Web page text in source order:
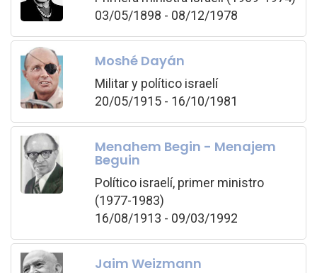
03/05/1898 - 08/12/1978
Moshé Dayán
Militar y político israelí
20/05/1915 - 16/10/1981
Menahem Begin - Menajem
Beguin
Político israelí, primer ministro
(1977-1983)
16/08/1913 - 09/03/1992
Jaim Weizmann